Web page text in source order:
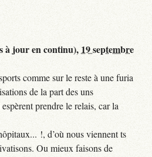
à jour en continu), 19 septembre
comme sur le reste à une furia
de la part des uns
prendre le relais, car la
!, d’où nous viennent ts
Ou mieux faisons de